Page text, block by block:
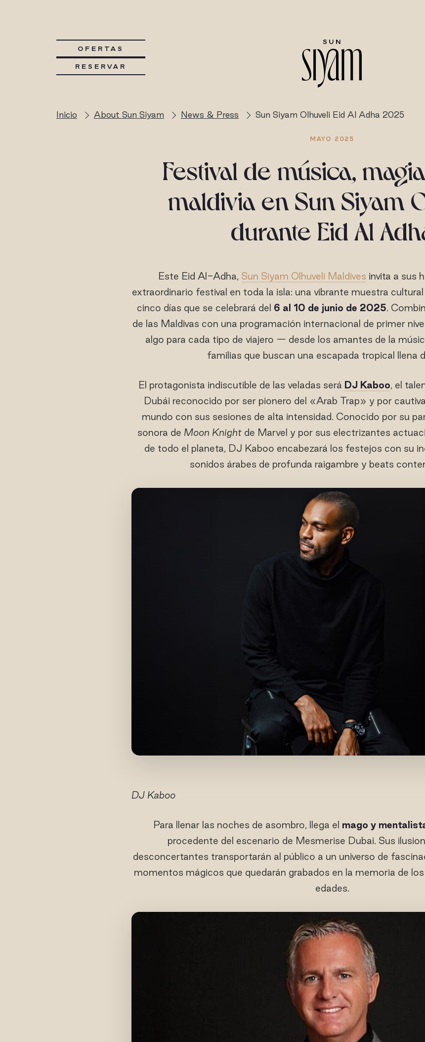
OFERTAS
RESERVAR
Inicio About Sun Siyam News & Press Sun Siyam Olhuveli Eid Al Adha 2025
MAYO 2025
Festival de música,
maldivia en Sun Siyam
durante Eid Al
Este Eid Al-Adha, Sun Siyam Olhuveli Maldives invita a sus
extraordinario festival en toda la isla: una vibrante muestra
cinco días que se celebrará del 6 al 10 de junio de 2025.
de las Maldivas con una programación internacional de primer
algo para cada tipo de viajero — desde los amantes de la
familias que buscan una escapada tropical llena
El protagonista indiscutible de las veladas será DJ Kaboo, el
Dubái reconocido por ser pionero del «Arab Trap» y por
mundo con sus sesiones de alta intensidad. Conocido por su
sonora de Moon Knightde Marvel y por sus electrizantes
de todo el planeta, DJ Kaboo encabezará los festejos con su
sonidos árabes de profunda raigambre y beats
DJ Kaboo
Para llenar las noches de asombro, llega el mago y
procedente del escenario de Mesmerise Dubai. Sus
desconcertantes transportarán al público a un universo de
momentos mágicos que quedarán grabados en la memoria de
edades.